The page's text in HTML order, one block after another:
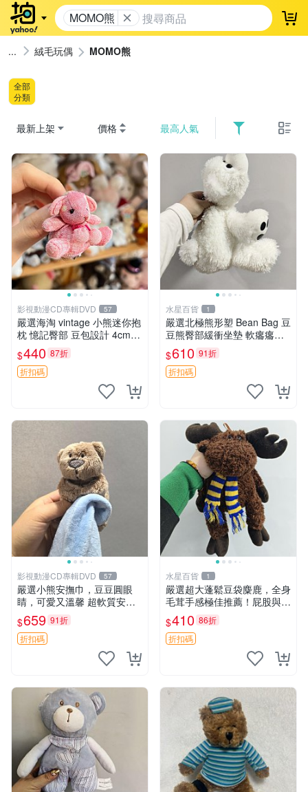
MOMO熊 登
絨毛玩偶 MOMO熊
全部
分類
最新上架 價格 最高人氣
影視動漫CD專輯DVD 57
嚴選海淘 vintage 小熊迷你抱
枕 憶記臀部 豆包設計 4cm
高 推薦收藏 迷你豆包小熊、
高臀部、豆袋抱枕
$440 87折
折扣碼
水星百貨 1
嚴選北極熊形塑 Bean Bag 豆
豆熊臀部緩衝坐墊 軟癟癟舒
壓設計 保暖又實用 適合久坐
放松 推薦居家使用 RUSS系
列 豆豆熊屁屁坐墊 3D顆粒結
$610 91折
折扣碼
影視動漫CD專輯DVD 57
嚴選小熊安撫巾，豆豆圓眼
睛，可愛又溫馨 超軟質安撫
巾，豆豆設計，哄睡好幫手
約克豆豆眼安撫巾 數碼豆豆
眼
$659 91折
折扣碼
水星百貨 1
嚴選超大蓬鬆豆袋麋鹿，全身
毛茸手感極佳推薦！屁股與四
肢填充均勻，適合收藏與孩童
共賞。 麋鹿 豆袋 毛茸玩具
$410 86折
折扣碼